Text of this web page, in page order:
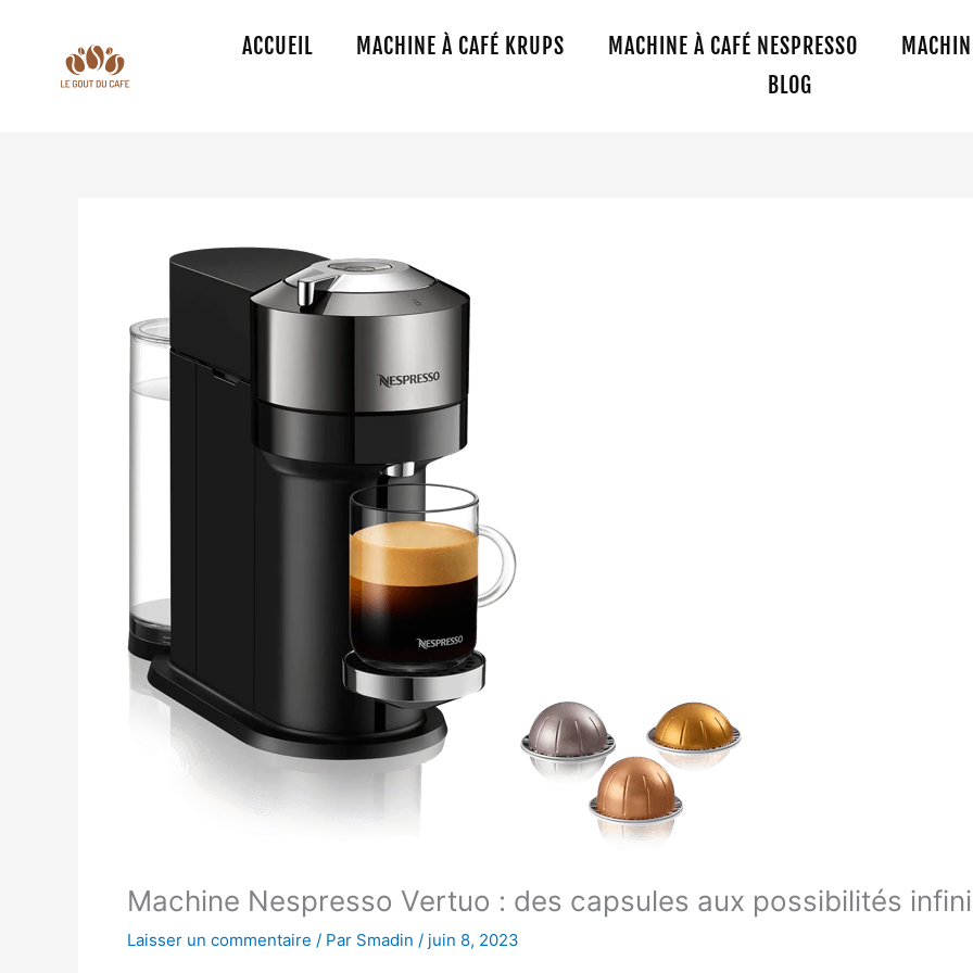
ACCUEIL MACHINE À CAFÉ KRUPS MACHINE À CAFÉ NESPRESSO
BLOG
Machine Nespresso Vertuo : des capsules aux possibilités
Laisser un commentaire / Par Smadin / juin 8, 2023